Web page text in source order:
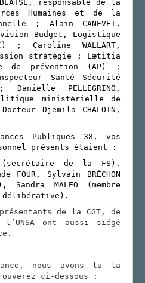
responsable de la
Humaines et de la
; Alain CANEVET,
Budget, Logistique
; Caroline WALLART,
stratégie ; Lætitia
de prévention (AP) ;
Santé Sécurité
PELLEGRINO,
ministérielle de
Djemila CHALOIN,
Publiques 38, vos
présents étaient :
(secrétaire de la FS),
FOUR, Sylvain BRÉCHON
MALEO (membre
délibérative).
de la CGT, de
l’UNSA ont aussi siégé
nous avons lu la
ci-dessous :